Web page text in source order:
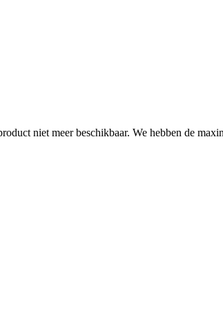
niet meer beschikbaar. We hebben de